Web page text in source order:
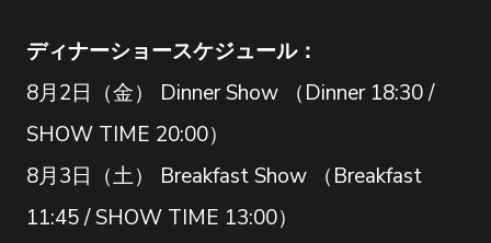
ディナーショースケジュール：
8月2日（金） Dinner Show （Dinner 18:30 /
SHOW TIME 20:00）
8月3日（土） Breakfast Show （Breakfast
11:45 / SHOW TIME 13:00）